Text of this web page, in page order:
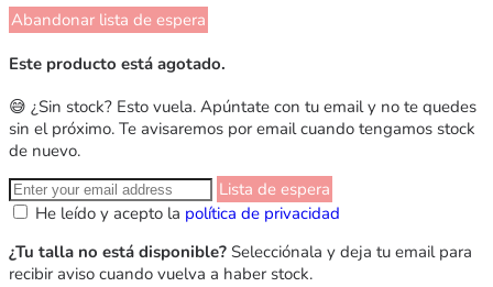
Abandonar lista de espera
Este producto está agotado.
😅 ¿Sin stock? Esto vuela. Apúntate con tu email y no te quedes
sin el próximo. Te avisaremos por email cuando tengamos stock
de nuevo.
Lista de espera
He leído y acepto la política de privacidad
¿Tu talla no está disponible? Selecciónala y deja tu email para
recibir aviso cuando vuelva a haber stock.